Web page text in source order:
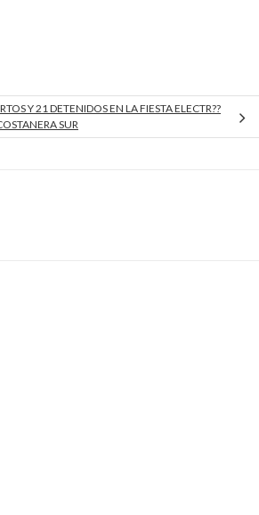
Y 21 DETENIDOS EN LA FIESTA ELECTR??
SUR